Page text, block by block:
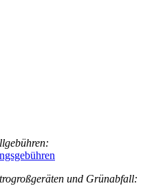
und Grünabfall: